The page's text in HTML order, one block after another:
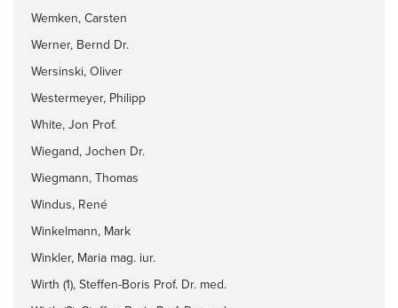
Wemken, Carsten
Werner, Bernd Dr.
Wersinski, Oliver
Westermeyer, Philipp
White, Jon Prof.
Wiegand, Jochen Dr.
Wiegmann, Thomas
Windus, René
Winkelmann, Mark
Winkler, Maria mag. iur.
Wirth (1), Steffen-Boris Prof. Dr. med.